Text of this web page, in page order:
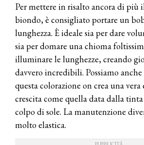
Per mettere in risalto ancora di più
biondo, è consigliato portare un
lunghezza. È ideale sia per dare
sia per domare una chioma
illuminare le lunghezze, creando
davvero incredibili. Possiamo anche
questa colorazione on crea una
crescita come quella data dalla
colpo di sole. La manutenzione
molto elastica.